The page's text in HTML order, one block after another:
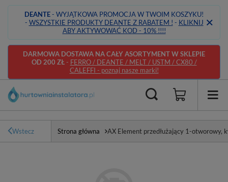
DEANTE- WYJĄTKOWA PROMOCJA W TWOIM KOSZYKU!
- WSZYSTKIE PRODUKTY DEANTE Z RABATEM ! - KLIKNIJ
ABY AKTYWOWAĆ KOD - 10% !!!!
DARMOWA DOSTAWA NA CAŁY ASORTYMENT W SKLEPIE
OD 200 ZŁ- FERRO / DEANTE / MELT / USTM / CX80 /
CALEFFI - poznaj nasze marki!
Wstecz Strona główna AX Element przedłużający 1-otworowy,